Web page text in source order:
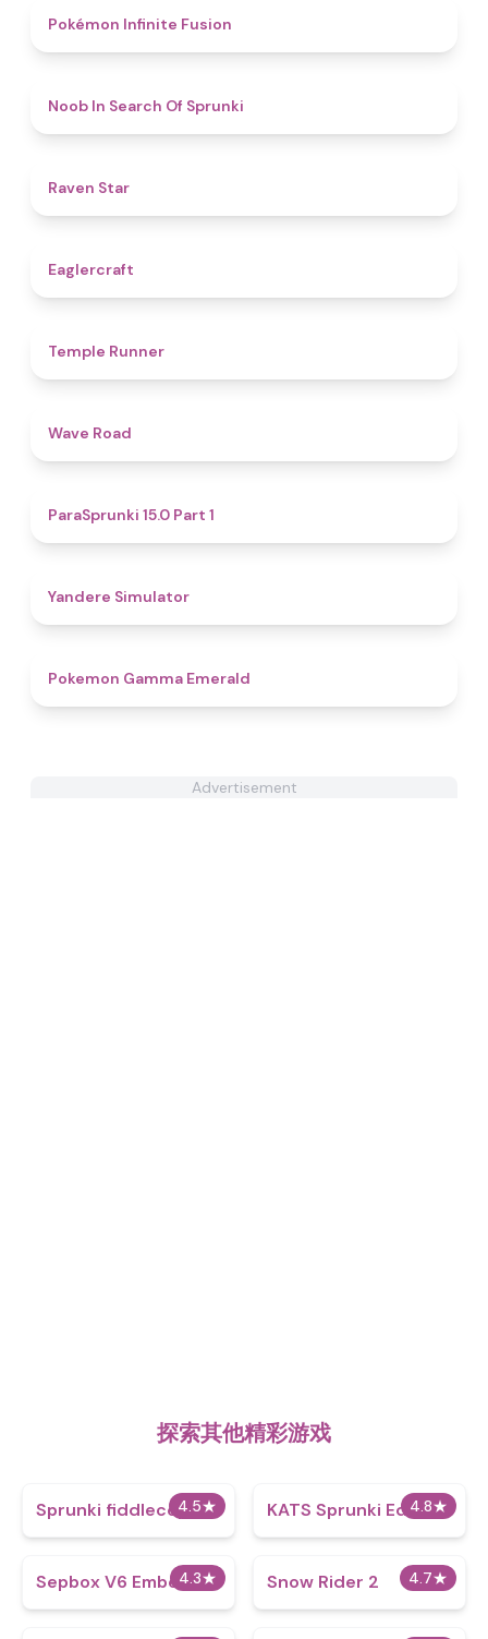
Pokémon Infinite Fusion
Noob In Search Of Sprunki
Raven Star
Eaglercraft
Temple Runner
Wave Road
ParaSprunki 15.0 Part 1
Yandere Simulator
Pokemon Gamma Emerald
Advertisement
探索其他精彩游戏
4.5★
Sprunki fiddlecopys 4.8★
KATS Sprunki Edition
4.3★
Sepbox V6 Embers 4.7★
Snow Rider 2